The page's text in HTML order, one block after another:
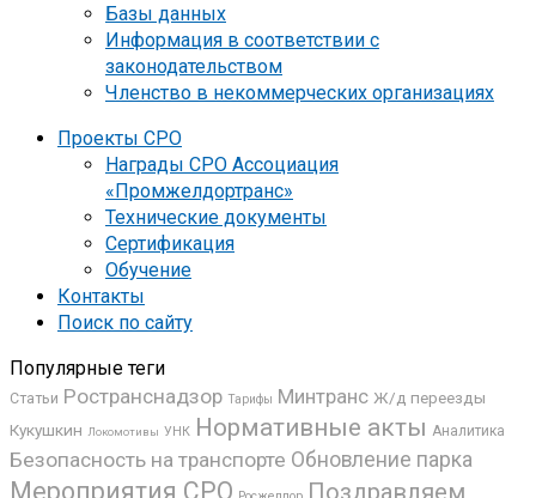
Базы данных
Информация в соответствии с
законодательством
Членство в некоммерческих организациях
Проекты СРО
Награды СРО Ассоциация
«Промжелдортранс»
Технические документы
Сертификация
Обучение
Контакты
Поиск по сайту
Популярные теги
Статьи Ространснадзор Тарифы Минтранс Ж/д переезды
Кукушкин
Локомотивы УНК Нормативные акты Аналитика
Безопасность на транспорте Обновление парка
Мероприятия СРО Поздравляем